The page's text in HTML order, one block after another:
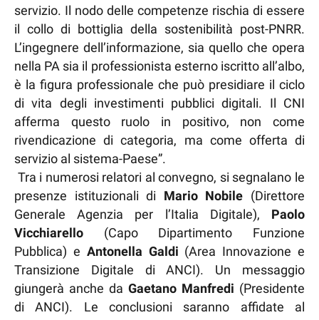
servizio. Il nodo delle competenze rischia di essere
il collo di bottiglia della sostenibilità post-PNRR.
L’ingegnere dell’informazione, sia quello che opera
nella PA sia il professionista esterno iscritto all’albo,
è la figura professionale che può presidiare il ciclo
di vita degli investimenti pubblici digitali. Il CNI
afferma questo ruolo in positivo, non come
rivendicazione di categoria, ma come offerta di
servizio al sistema-Paese”.
Tra i numerosi relatori al convegno, si segnalano le
presenze istituzionali di Mario Nobile (Direttore
Generale Agenzia per l’Italia Digitale), Paolo
Vicchiarello (Capo Dipartimento Funzione
Pubblica) e Antonella Galdi (Area Innovazione e
Transizione Digitale di ANCI). Un messaggio
giungerà anche da Gaetano Manfredi (Presidente
di ANCI). Le conclusioni saranno affidate al